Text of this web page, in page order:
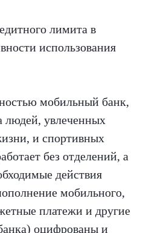
лимита в
использования
мобильный банк,
людей, увлеченных
и спортивных
без отделений, а
действия
мобильного,
платежи и другие
оцифрованы и